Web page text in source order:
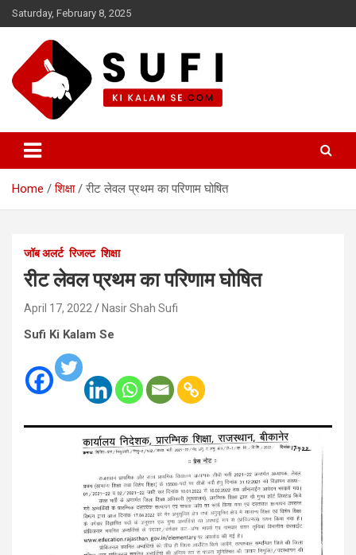
Skip
to
Saturday, February 8, 2025
सूफी की कलम से
Home शिक्षा रीट लेवल प्रथम का परिणाम घोषित
जॉब अलर्ट रिजल्ट शिक्षा
रीट लेवल प्रथम का परिणाम घोषित
April 17, 2022 Nasir Shah Sufi
Sufi Ki Kalam Se